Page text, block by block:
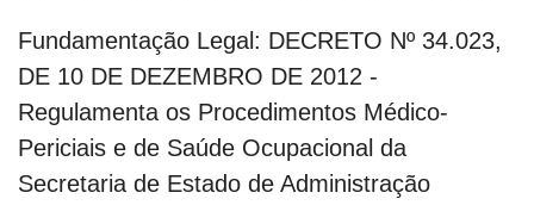
Fundamentação Legal: DECRETO Nº 34.023,
DE 10 DE DEZEMBRO DE 2012 -
Regulamenta os Procedimentos Médico-
Periciais e de Saúde Ocupacional da
Secretaria de Estado de Administração